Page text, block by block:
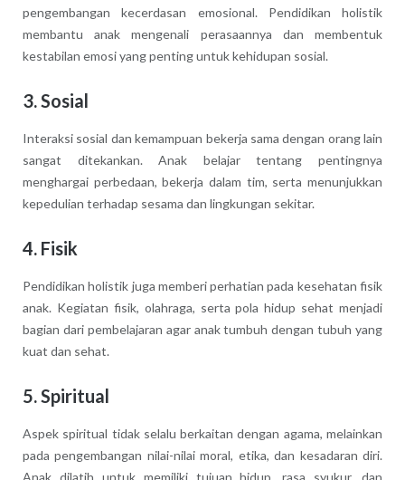
pengembangan kecerdasan emosional. Pendidikan holistik
membantu anak mengenali perasaannya dan membentuk
kestabilan emosi yang penting untuk kehidupan sosial.
3. Sosial
Interaksi sosial dan kemampuan bekerja sama dengan orang lain
sangat ditekankan. Anak belajar tentang pentingnya
menghargai perbedaan, bekerja dalam tim, serta menunjukkan
kepedulian terhadap sesama dan lingkungan sekitar.
4. Fisik
Pendidikan holistik juga memberi perhatian pada kesehatan fisik
anak. Kegiatan fisik, olahraga, serta pola hidup sehat menjadi
bagian dari pembelajaran agar anak tumbuh dengan tubuh yang
kuat dan sehat.
5. Spiritual
Aspek spiritual tidak selalu berkaitan dengan agama, melainkan
pada pengembangan nilai-nilai moral, etika, dan kesadaran diri.
Anak dilatih untuk memiliki tujuan hidup, rasa syukur, dan